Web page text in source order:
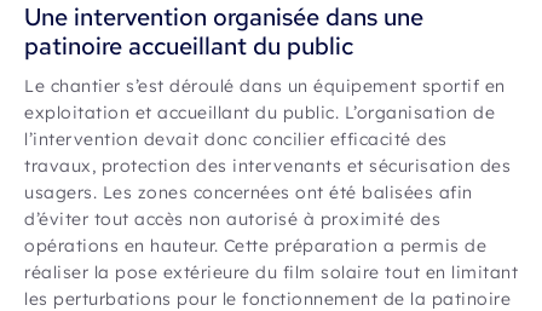
Une intervention organisée dans une
patinoire accueillant du public
Le chantier s’est déroulé dans un équipement sportif en
exploitation et accueillant du public. L’organisation de
l’intervention devait donc concilier efficacité des
travaux, protection des intervenants et sécurisation des
usagers. Les zones concernées ont été balisées afin
d’éviter tout accès non autorisé à proximité des
opérations en hauteur. Cette préparation a permis de
réaliser la pose extérieure du film solaire tout en limitant
les perturbations pour le fonctionnement de la patinoire